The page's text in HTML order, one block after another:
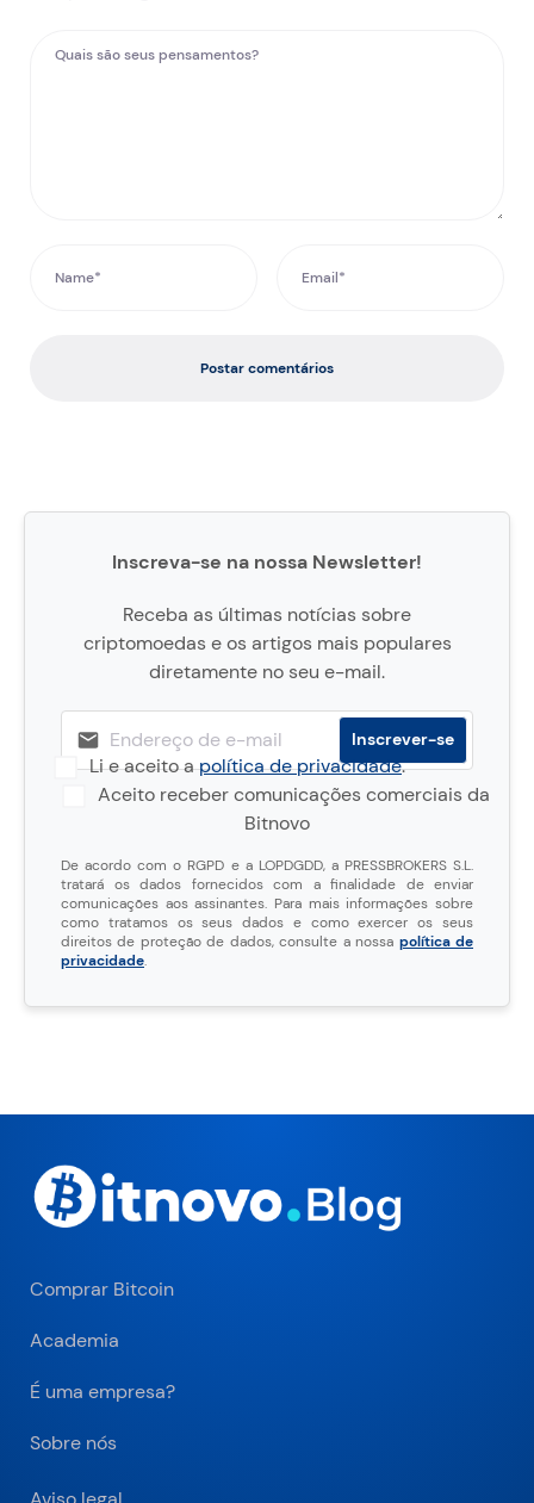
Postar comentários
Inscreva-se na nossa Newsletter!
Receba as últimas notícias sobre
criptomoedas e os artigos mais populares
diretamente no seu e-mail.
Li e aceito apolítica de privacidade.
Aceito receber comunicações comerciais da
Bitnovo
De acordo com o RGPD e a LOPDGDD, a PRESSBROKERS S.L.
tratará os dados fornecidos com a finalidade de enviar
comunicações aos assinantes. Para mais informações sobre
como tratamos os seus dados e como exercer os seus
direitos de proteção de dados, consulte a nossa política de
privacidade.
Comprar Bitcoin
Academia
É uma empresa?
Sobre nós